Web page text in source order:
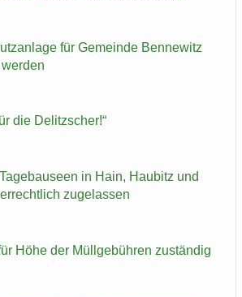
für Ge­mein­de Ben­ne­witz
die De­litz­scher!“
in Hain, Hau­bitz und
zu­ge­las­sen
Höhe der Müll­ge­büh­ren zu­stän­dig